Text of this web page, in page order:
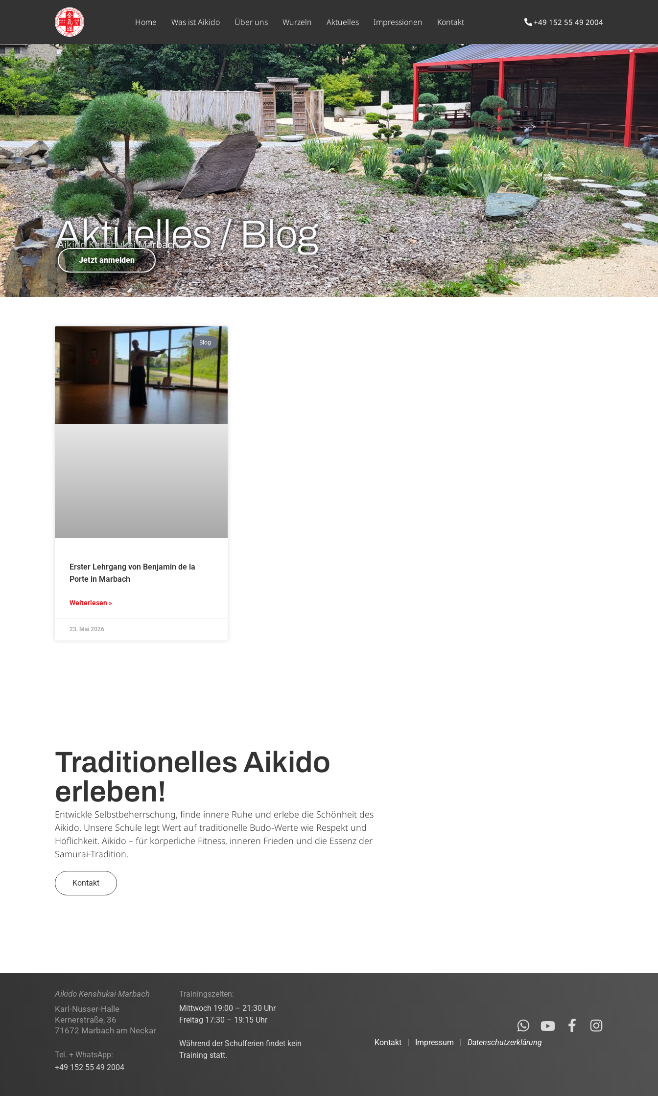
Home Was ist Aikido Über uns Wurzeln Aktuelles Impressionen Kontakt +49 152 55 49 2004
Aktuelles / Blog
Aikido Kenshukai Marbach
Jetzt anmelden
Blog
Erster Lehrgang von Benjamin de la
Porte in Marbach
Weiterlesen »
23. Mai 2026
Traditionelles Aikido
erleben!
Entwickle Selbstbeherrschung, finde innere Ruhe und erlebe die Schönheit des
Aikido. Unsere Schule legt Wert auf traditionelle Budo-Werte wie Respekt und
Höflichkeit. Aikido – für körperliche Fitness, inneren Frieden und die Essenz der
Samurai-Tradition.
Kontakt
Aikido Kenshukai Marbach
Karl-Nusser-Halle
Kernerstraße, 36
71672 Marbach am Neckar
Tel. + WhatsApp:
+49 152 55 49 2004
Trainingszeiten:
Mittwoch 19:00 – 21:30 Uhr
Freitag 17:30 – 19:15 Uhr
Während der Schulferien findet kein
Training statt.
Kontakt | Impressum |Datenschutzerklärung